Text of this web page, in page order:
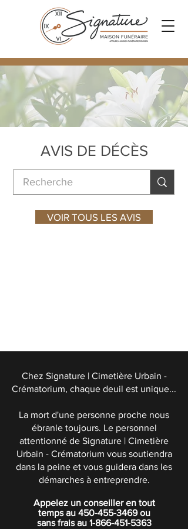
AVIS DE DÉCÈS
VOIR TOUS LES AVIS
Chez Signature | Cimetière Urbain -
Crématorium, chaque deuil est unique...
La mort d'une personne proche nous
ébranle toujours. Le personnel
attentionné de Signature | Cimetière
Urbain - Crématorium vous soutiendra
dans la peine et vous guidera dans les
démarches à entreprendre.
Appelez un conseiller en tout
temps au 450-455-3469ou
sans frais au 1-866-451-5363